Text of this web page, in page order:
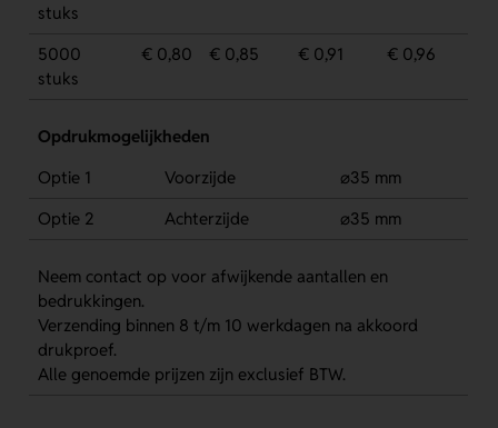
stuks
5000
stuks
€ 0,80 € 0,85 € 0,91 € 0,96
Opdrukmogelijkheden
Optie 1
Voorzijde
⌀35 mm
Optie 2
Achterzijde ⌀35 mm
Neem contact op voor afwijkende aantallen en
bedrukkingen.
Verzending binnen 8 t/m 10 werkdagen na akkoord
drukproef.
Alle genoemde prijzen zijn exclusief BTW.